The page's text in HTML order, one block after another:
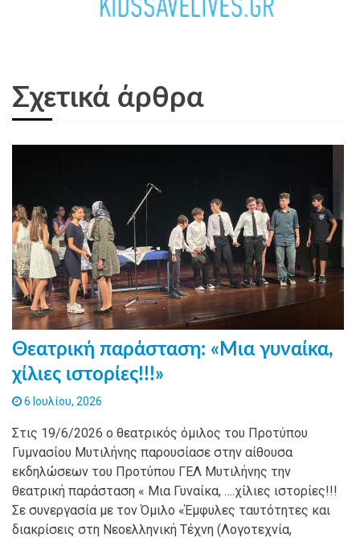
Σχετικά άρθρα
Θεατρική παράσταση: «Μια γυναίκα,
χίλιες ιστορίες!!!»
6 Ιουλίου, 2026
Στις 19/6/2026 ο θεατρικός όμιλος του Προτύπου
Γυμνασίου Μυτιλήνης παρουσίασε στην αίθουσα
εκδηλώσεων του Προτύπου ΓΕΛ Μυτιλήνης την
θεατρική παράσταση « Μια Γυναίκα, ….χίλιες ιστορίες!!!
Σε συνεργασία με τον Όμιλο «Έμφυλες ταυτότητες και
διακρίσεις στη Νεοελληνική Τέχνη (Λογοτεχνία,